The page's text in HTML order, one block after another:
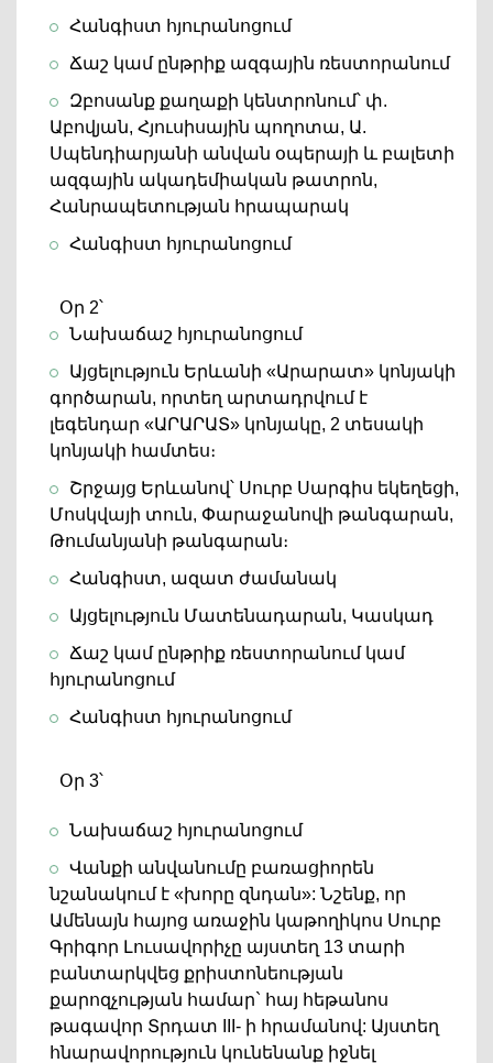
Հանգիստ հյուրանոցում
Ճաշ կամ ընթրիք ազգային ռեստորանում
Զբոսանք քաղաքի կենտրոնում՝ փ.
Աբովյան, Հյուսիսային պողոտա, Ա.
Սպենդիարյանի անվան օպերայի և բալետի
ազգային ակադեմիական թատրոն,
Հանրապետության հրապարակ
Հանգիստ հյուրանոցում
Օր 2՝
Նախաճաշ հյուրանոցում
Այցելություն Երևանի «Արարատ» կոնյակի
գործարան, որտեղ արտադրվում է
լեգենդար «ԱՐԱՐԱՏ» կոնյակը, 2 տեսակի
կոնյակի համտես։
Շրջայց Երևանով՝ Սուրբ Սարգիս եկեղեցի,
Մոսկվայի տուն, Փարաջանովի թանգարան,
Թումանյանի թանգարան։
Հանգիստ, ազատ ժամանակ
Այցելություն Մատենադարան, Կասկադ
Ճաշ կամ ընթրիք ռեստորանում կամ
հյուրանոցում
Հանգիստ հյուրանոցում
Օր 3՝
Նախաճաշ հյուրանոցում
Վանքի անվանումը բառացիորեն
նշանակում է «խորը զնդան»: Նշենք, որ
Ամենայն հայոց առաջին կաթողիկոս Սուրբ
Գրիգոր Լուսավորիչը այստեղ 13 տարի
բանտարկվեց քրիստոնեության
քարոզչության համար` հայ հեթանոս
թագավոր Տրդատ III- ի հրամանով: Այստեղ
հնարավորություն կունենանք իջնել